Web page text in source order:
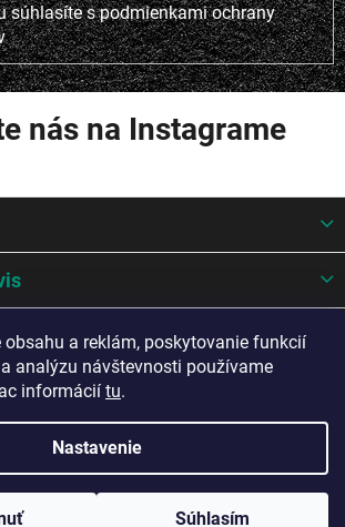
obsahu a reklám, poskytovanie funkcií
analýzu návštevnosti používame
informácií tu.
Nastavenie
Súhlasím
súhlasíte spodmienkami ochrany
nás na Instagrame
AUTO Slovakia s.r.o.. Všetky práva vyhradené.
Upraviť nastavenie cookies